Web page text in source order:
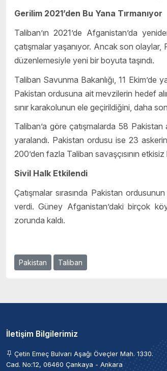
Gerilim 2021’den Bu Yana Tırmanıyor
Taliban’ın 2021’de Afganistan’da
çatışmalar yaşanıyor. Ancak son olaylar,
düzenlemesiyle yeni bir boyuta taşındı.
Taliban Savunma Bakanlığı, 11 Ekim’de
Pakistan ordusuna ait mevzilerin hedef
sınır karakolunun ele geçirildiğini, daha
Taliban’a göre çatışmalarda 58
yaralandı. Pakistan ordusu ise 23
200’den fazla Taliban savaşçısının
Sivil Halk Etkilendi
Çatışmalar sırasında Pakistan
verdi. Güney Afganistan’daki birçok
zorunda kaldı.
Pakistan Taliban
İletişim Bilgilerimiz
Çetin Emeç Bulvarı Aşağı Öveçler Mah. 1330.
Cad. No:12, 06460 Çankaya - Ankara